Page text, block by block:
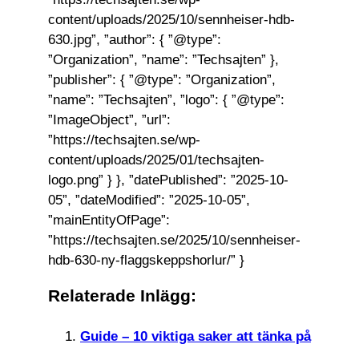
content/uploads/2025/10/sennheiser-hdb-
630.jpg”, ”author”: { ”@type”:
”Organization”, ”name”: ”Techsajten” },
”publisher”: { ”@type”: ”Organization”,
”name”: ”Techsajten”, ”logo”: { ”@type”:
”ImageObject”, ”url”:
”https://techsajten.se/wp-
content/uploads/2025/01/techsajten-
logo.png” } }, ”datePublished”: ”2025-10-
05”, ”dateModified”: ”2025-10-05”,
”mainEntityOfPage”:
”https://techsajten.se/2025/10/sennheiser-
hdb-630-ny-flaggskeppshorlur/” }
Relaterade Inlägg:
Guide – 10 viktiga saker att tänka på